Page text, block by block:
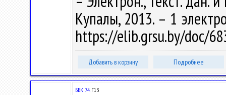
Купалы, 2013. – 1
https://elib.grsu.by/doc/
Добавить в корзину Подробнее
ББК 74.Г13